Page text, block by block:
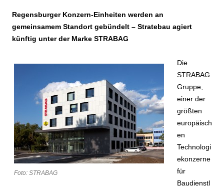
Regensburger Konzern-Einheiten werden an
gemeinsamem Standort gebündelt – Stratebau agiert
künftig unter der Marke STRABAG
Foto: STRABAG
Die
STRABAG
Gruppe,
einer der
größten
europäisch
en
Technologi
ekonzerne
für
Baudienstl